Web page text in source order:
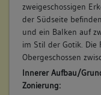
zweigeschossigen
der Südseite
und ein Balken auf
im Stil der Gotik. Die
Obergeschossen
Innerer Aufbau/
Zonierung: